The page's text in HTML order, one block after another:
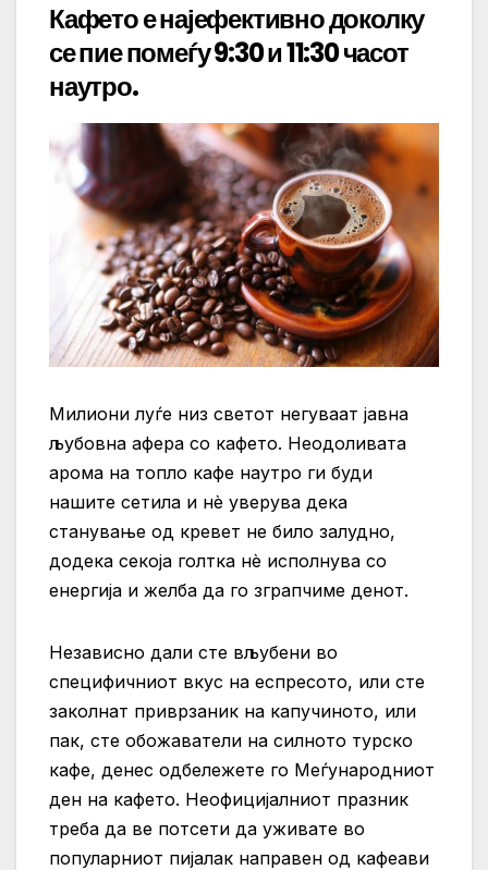
Кафето е најефективно доколку
се пие помеѓу 9:30 и 11:30 часот
наутро.
Милиони луѓе низ светот негуваат јавна
љубовна афера со кафето. Неодоливата
арома на топло кафе наутро ги буди
нашите сетила и нè уверува дека
станување од кревет не било залудно,
додека секоја голтка нè исполнува со
енергија и желба да го зграпчиме денот.
Независно дали сте вљубени во
специфичниот вкус на еспресото, или сте
заколнат приврзаник на капучиното, или
пак, сте обожаватели на силното турско
кафе, денес одбележете го Меѓународниот
ден на кафето. Неофицијалниот празник
треба да ве потсети да уживате во
популарниот пијалак направен од кафеави